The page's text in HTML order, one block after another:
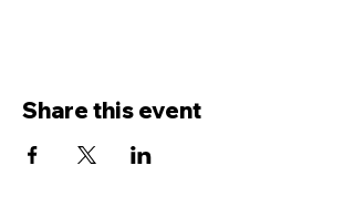
Share this event